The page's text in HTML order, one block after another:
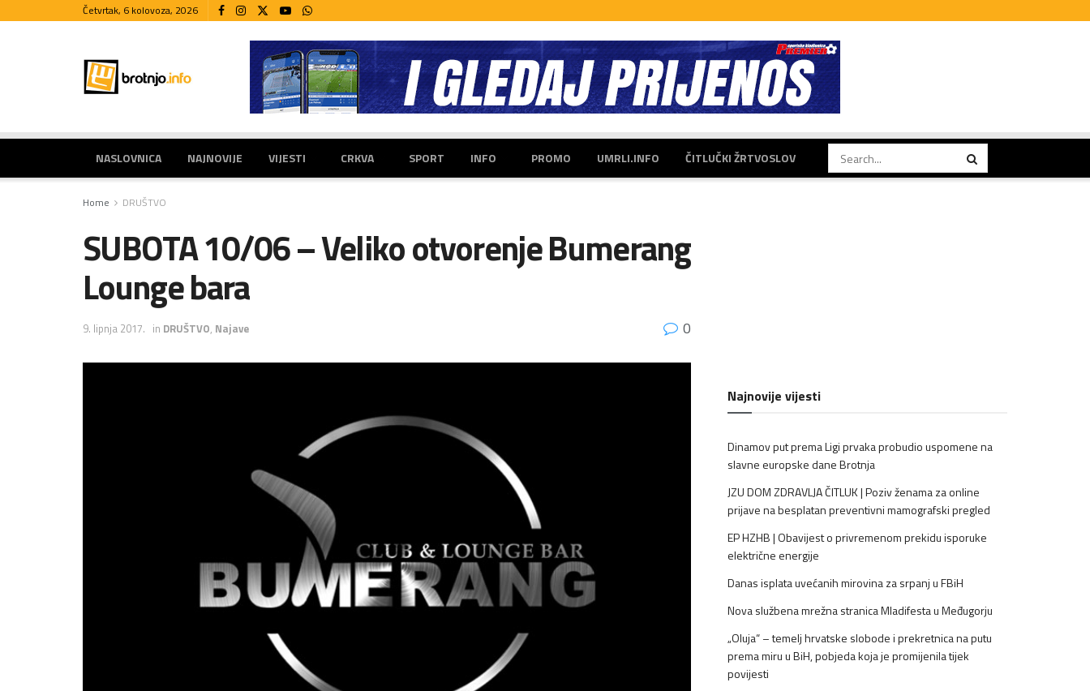
Četvrtak, 6 kolovoza, 2026
NASLOVNICA NAJNOVIJE VIJESTI CRKVA SPORT INFO PROMO UMRLI.INFO ČITLUČKI ŽRTVOSLOV
Home DRUŠTVO
SUBOTA 10/06 – Veliko otvorenje Bumerang
Lounge bara
9. lipnja 2017. in DRUŠTVO, Najave 0
Najnovije vijesti
Dinamov put prema Ligi prvaka probudio uspomene na
slavne europske dane Brotnja
JZU DOM ZDRAVLJA ČITLUK | Poziv ženama za online
prijave na besplatan preventivni mamografski pregled
EP HZHB | Obavijest o privremenom prekidu isporuke
električne energije
Danas isplata uvećanih mirovina za srpanj u FBiH
Nova službena mrežna stranica Mladifesta u Međugorju
„Oluja“ – temelj hrvatske slobode i prekretnica na putu
prema miru u BiH, pobjeda koja je promijenila tijek
povijesti